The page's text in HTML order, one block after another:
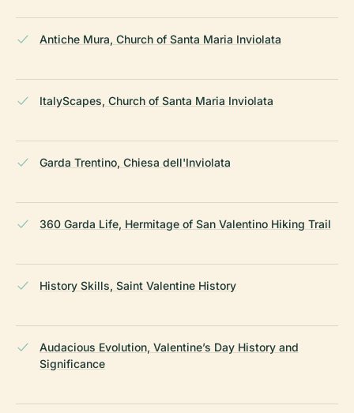
Antiche Mura, Church of Santa Maria Inviolata
ItalyScapes, Church of Santa Maria Inviolata
Garda Trentino, Chiesa dell'Inviolata
360 Garda Life, Hermitage of San Valentino Hiking Trail
History Skills, Saint Valentine History
Audacious Evolution, Valentine’s Day History and
Significance